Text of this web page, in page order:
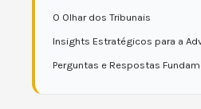
O Olhar dos Tribunais
Insights Estratégicos para a
Perguntas e Respostas